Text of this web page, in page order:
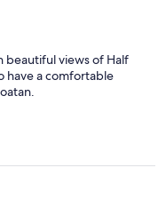
beautiful views of Half
have a comfortable